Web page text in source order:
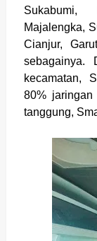
Sukabumi,
Majalengka,
Cianjur,
kecamatan,
80% jaringan
tanggung,